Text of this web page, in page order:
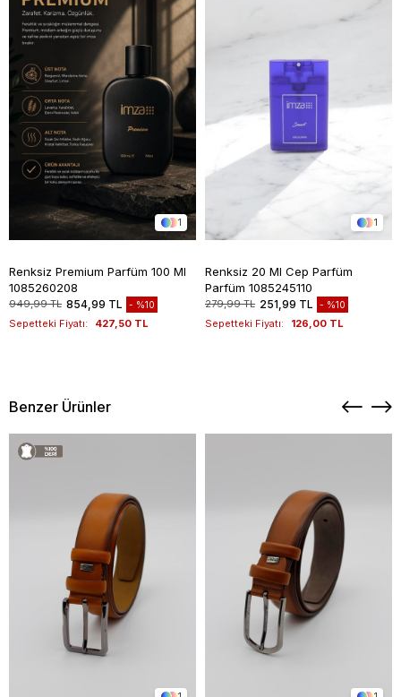
1
Renksiz Premium Parfüm 100 Ml
1085260208
949,99 TL 854,99 TL %10
Sepetteki Fiyatı: 427,50 TL
1
Renksiz 20 Ml Cep Parfüm
Parfüm 1085245110
279,99 TL 251,99 TL %10
Sepetteki Fiyatı: 126,00 TL
Benzer Ürünler